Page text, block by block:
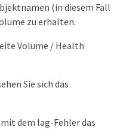
(in diesem Fall
zu erhalten.
Volume / Health
Sie sich das
mit dem lag-Fehler das